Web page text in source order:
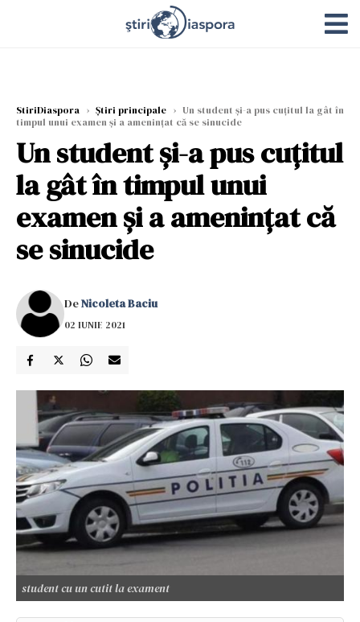
StiriDiaspora › Știri principale › Un student și-a pus cuțitul la gât în
timpul unui examen și a amenințat că se sinucide
Un student și-a pus cuțitul
la gât în timpul unui
examen și a amenințat că
se sinucide
DeNicoleta Baciu
02 IUNIE 2021
student cu un cutit la exament